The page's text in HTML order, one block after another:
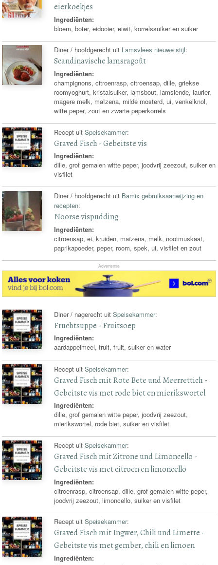
eierkoekjes
Ingrediënten:
bloem, boter, eidooier, eiwit, korrelssuiker en suiker
Diner / hoofdgerecht uit Lamsvlees nieuwe stijl:
Scandinavische lamsragoût
Ingrediënten:
champignons, citroenrasp, citroensap, dille, griekse
roomyoghurt, kristalsuiker, lamsbout, lamslende, laurier,
magere melk, maïzena, milde mosterd, ui, venkelknol,
witte peper, zout en zwarte peperkorrels
Recept uitSpeisekammer:
Graved Fisch - Gebeitste vis
Ingrediënten:
dille, grof gemalen witte peper, joodvrij zeezout, suiker en
visfilet
Diner / hoofdgerecht uit Bamix gebruiksaanwijzing en
recepten:
Noorse vispudding
Ingrediënten:
citroensap, ei, kruiden, maïzena, melk, nootmuskaat,
paprikapoeder, peper, room, spek, ui, visfilet en zout
Advertentie
Diner / nagerecht uitSpeisekammer:
Fruchtsuppe - Fruitsoep
Ingrediënten:
aardappelmeel, fruit, fruit, suiker en water
Recept uitSpeisekammer:
Graved Fisch mit Rote Bete und Meerrettich -
Gebeitste vis met rode biet en mierikswortel
Ingrediënten:
dille, grof gemalen witte peper, joodvrij zeezout,
mierikswortel, rode biet, suiker en visfilet
Recept uitSpeisekammer:
Graved Fisch mit Zitrone und Limoncello -
Gebeitste vis met citroen en limoncello
Ingrediënten:
citroenrasp, citroensap, dille, grof gemalen witte peper,
joodvrij zeezout, limoncello, suiker en visfilet
Recept uitSpeisekammer:
Graved Fisch mit Ingwer, Chili und Limette -
Gebeitste vis met gember, chili en limoen
Ingrediënten: